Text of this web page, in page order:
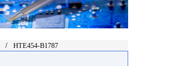
/ HTE454-B1787